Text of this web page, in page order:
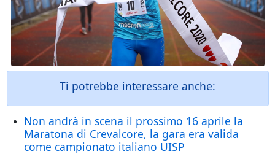
Ti potrebbe interessare anche:
Non andrà in scena il prossimo 16 aprile la
Maratona di Crevalcore, la gara era valida
come campionato italiano UISP